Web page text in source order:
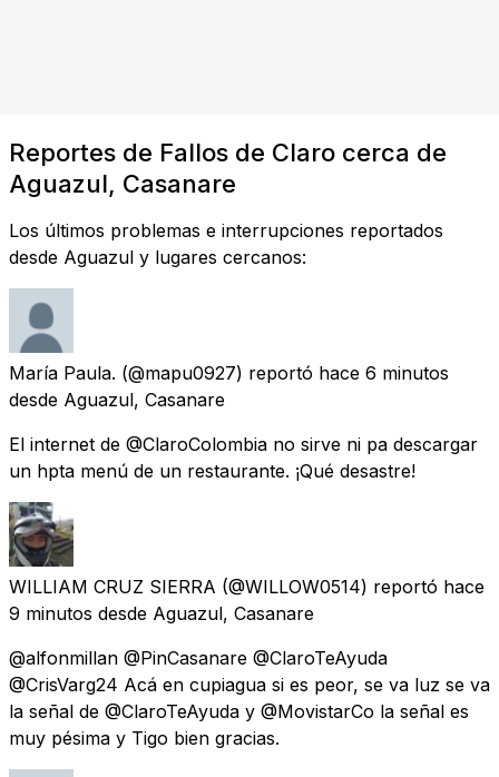
Reportes de Fallos de Claro cerca de
Aguazul, Casanare
Los últimos problemas e interrupciones reportados
desde Aguazul y lugares cercanos:
María Paula. (@mapu0927) reportó hace 6 minutos
desde Aguazul, Casanare
El internet de @ClaroColombia no sirve ni pa descargar
un hpta menú de un restaurante. ¡Qué desastre!
WILLIAM CRUZ SIERRA (@WILLOW0514) reportó hace
9 minutos desde Aguazul, Casanare
@alfonmillan @PinCasanare @ClaroTeAyuda
@CrisVarg24 Acá en cupiagua si es peor, se va luz se va
la señal de @ClaroTeAyuda y @MovistarCo la señal es
muy pésima y Tigo bien gracias.